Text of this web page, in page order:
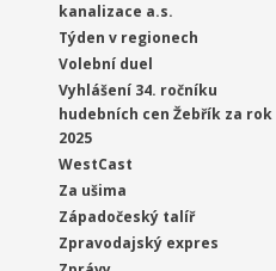
kanalizace a.s.
Týden v regionech
Volební duel
Vyhlášení 34. ročníku
hudebních cen Žebřík za rok
2025
WestCast
Za ušima
Západočeský talíř
Zpravodajský expres